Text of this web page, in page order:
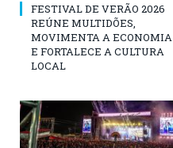
FESTIVAL DE VERÃO 2026
REÚNE MULTIDÕES,
MOVIMENTA A ECONOMIA
E FORTALECE A CULTURA
LOCAL